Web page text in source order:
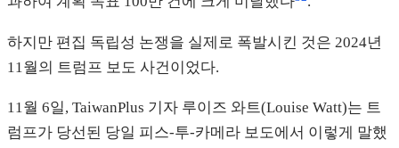
하지만 편집 독립성 논쟁을 실제로 폭발시킨 것은 2024년
11월의 트럼프 보도 사건이었다.
11월 6일, TaiwanPlus 기자 루이즈 와트(Louise Watt)는 트
럼프가 당선된 당일 피스-투-카메라 보도에서 이렇게 말했